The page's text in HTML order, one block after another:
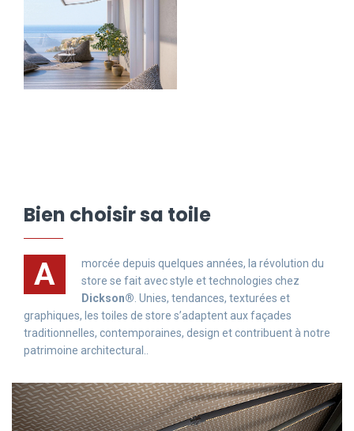
Bien choisir sa toile
A
morcée depuis quelques années, la révolution du
store se fait avec style et technologies chez
Dickson®. Unies, tendances, texturées et
graphiques, les toiles de store s’adaptent aux façades
traditionnelles, contemporaines, design et contribuent à notre
patrimoine architectural..